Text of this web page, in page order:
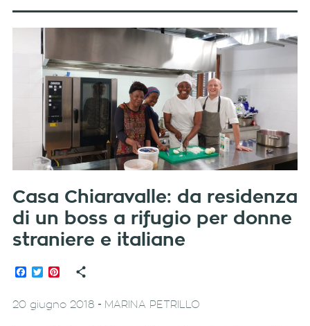
Casa Chiaravalle: da residenza
di un boss a rifugio per donne
straniere e italiane
Facebook
TwitterPinterest
20 giugno 2018 - MARINA PETRILLO